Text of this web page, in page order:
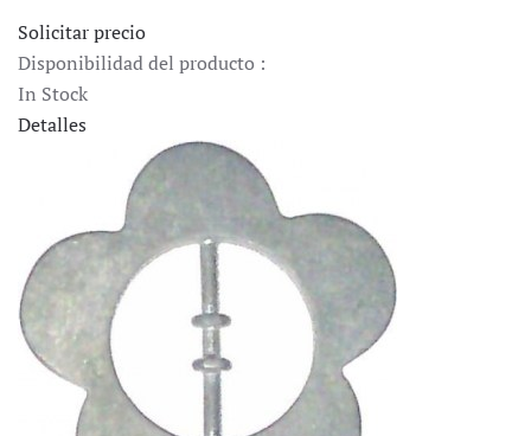
Solicitar precio
Disponibilidad del producto :
In Stock
Detalles